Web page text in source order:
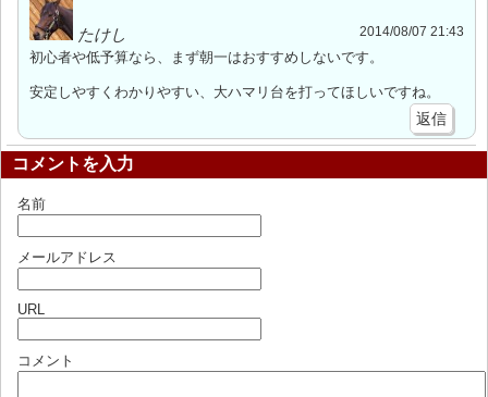
たけし 2014/08/07 21:43
初心者や低予算なら、まず朝一はおすすめしないです。
安定しやすくわかりやすい、大ハマリ台を打ってほしいですね。
返信
コメントを入力
名前
メールアドレス
URL
コメント